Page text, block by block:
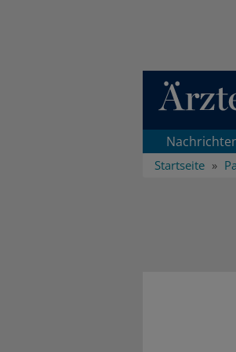
Direkt zum
Startseite